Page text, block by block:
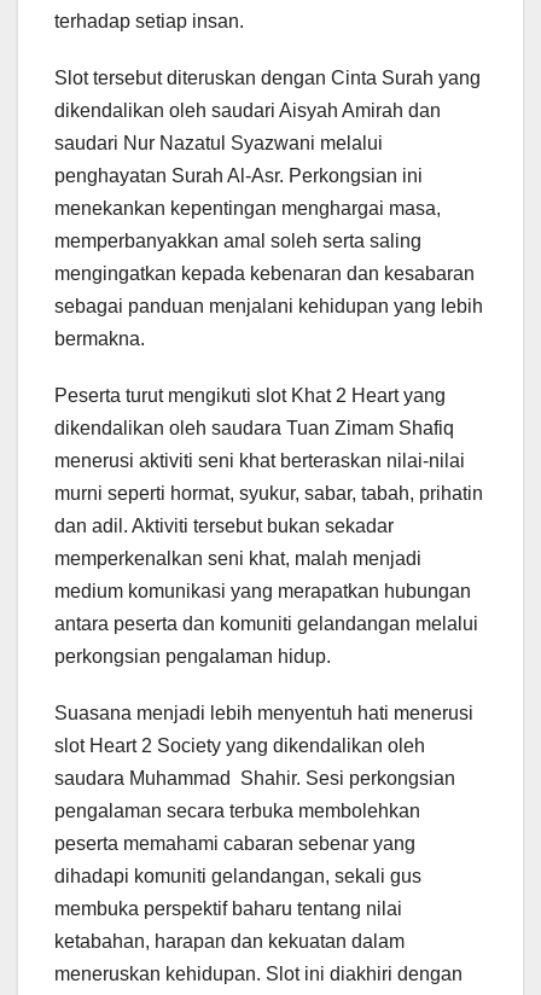
terhadap setiap insan.
Slot tersebut diteruskan dengan Cinta Surah yang
dikendalikan oleh saudari Aisyah Amirah dan
saudari Nur Nazatul Syazwani melalui
penghayatan Surah Al-Asr. Perkongsian ini
menekankan kepentingan menghargai masa,
memperbanyakkan amal soleh serta saling
mengingatkan kepada kebenaran dan kesabaran
sebagai panduan menjalani kehidupan yang lebih
bermakna.
Peserta turut mengikuti slot Khat 2 Heart yang
dikendalikan oleh saudara Tuan Zimam Shafiq
menerusi aktiviti seni khat berteraskan nilai-nilai
murni seperti hormat, syukur, sabar, tabah, prihatin
dan adil. Aktiviti tersebut bukan sekadar
memperkenalkan seni khat, malah menjadi
medium komunikasi yang merapatkan hubungan
antara peserta dan komuniti gelandangan melalui
perkongsian pengalaman hidup.
Suasana menjadi lebih menyentuh hati menerusi
slot Heart 2 Society yang dikendalikan oleh
saudara Muhammad Shahir. Sesi perkongsian
pengalaman secara terbuka membolehkan
peserta memahami cabaran sebenar yang
dihadapi komuniti gelandangan, sekali gus
membuka perspektif baharu tentang nilai
ketabahan, harapan dan kekuatan dalam
meneruskan kehidupan. Slot ini diakhiri dengan